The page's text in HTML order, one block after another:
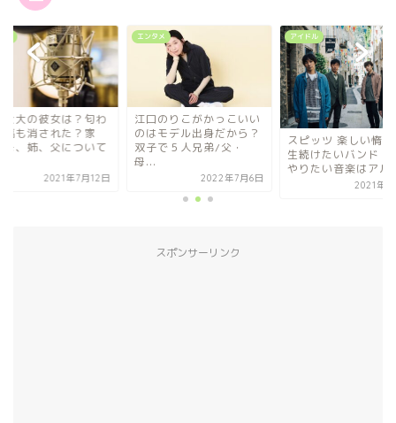
壮大の彼女は？匂わ
稿も消された？家
母、姉、父について
2021年7月12日
エンタメ
江口のりこがかっこいい
のはモデル出身だから？
双子で５人兄弟/父・
母...
2022年7月6日
アイドル
スピッツ 楽しい惰
生続けたいバンド！
やりたい音楽はアル
2021年4
スポンサーリンク